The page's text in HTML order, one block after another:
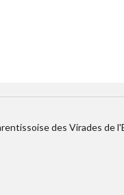
des Virades de